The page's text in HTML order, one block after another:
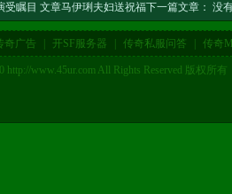
受瞩目 文章马伊琍夫妇送祝福下一篇文章： 没
奇广告 开SF服务器 传奇私服问答 传奇
http://www.45ur.com All Rights Reserved 版权